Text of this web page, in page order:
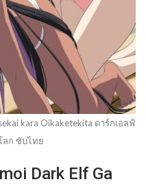
kara Oikaketekita ดาร์กเอลฟ์
ลก ซับไทย
Dark Elf Ga